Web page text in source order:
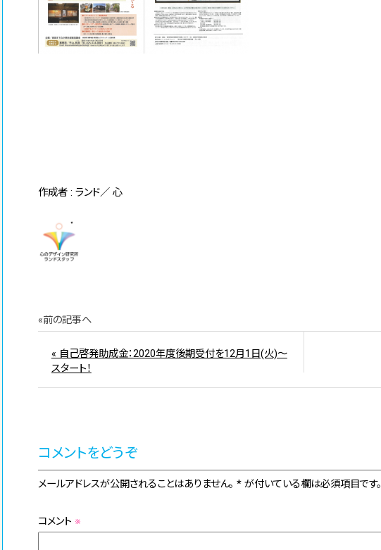
作成者 : ランド／ 心
«前の記事へ
« 自己啓発助成金：2020年度後期受付を12月1日(火)～
スタート！
コメントをどうぞ
メールアドレスが公開されることはありません。 * が付いている欄は必須項目です。
コメント ※